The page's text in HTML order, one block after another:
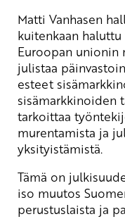
Matti Vanhasen
kuitenkaan
Euroopan unionin
julistaa
esteet
sisämarkkinoiden
tarkoittaa
murentamista ja
yksityistämistä.
Tämä on
iso muutos
perustuslaista ja